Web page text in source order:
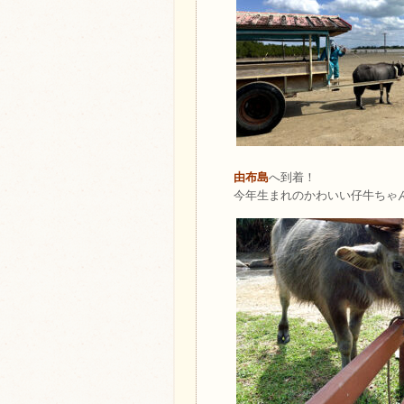
由布島へ到着！
今年生まれのかわいい仔牛ちゃ